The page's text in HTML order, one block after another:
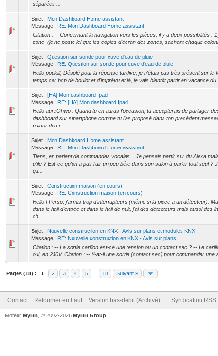
séparées ...
Sujet : Mon Dashboard Home assistant
Message : RE: Mon Dashboard Home assistant
Citation : -- Concernant la navigation vers les pièces, il y a deux possibilités :
zone (je ne poste ici que les copies d'écran des zones, sachant chaque
Sujet : Question sur sonde pour cuve d'eau de pluie
Message : RE: Question sur sonde pour cuve d'eau de pluie
Hello poukill, Désolé pour la réponse tardive, je n'étais pas très présent sur le
temps car bcp de boulot et d'imprévu et là, je vais bientôt partir en vacance du
Sujet : [HA] Mon dashboard Ipad
Message : RE: [HA] Mon dashboard Ipad
Hello aureOhwo ! Quand tu en auras l'occasion, tu accepterais de partager
dashboard sur smartphone comme tu l'as proposé dans ton précédent
puiser des i...
Sujet : Mon Dashboard Home assistant
Message : RE: Mon Dashboard Home assistant
Tiens, en parlant de commandes vocales... Je pensais partir sur du Alexa
utile ? Est-ce qu'on a pas l'air un peu bête dans son salon à parler tout seul ?
qu...
Sujet : Construction maison (en cours)
Message : RE: Construction maison (en cours)
Hello ! Perso, j'ai mis trop d'interrupteurs (même si la pièce a un détecteur).
dans le hall d'entrée et dans le hall de nuit, j'ai des détecteurs mais aussi des
ch...
Sujet : Nouvelle construction en KNX - Avis sur plans et modules KNX
Message : RE: Nouvelle construction en KNX - Avis sur plans ...
Citation : -- La sortie carillon est-ce une tension ou un contact sec ? -- Le
oui, en 230V. Citation : -- Y-at-il une sortie (contact sec) pour commander une
Pages (18) : 1 2 3 4 5 18 Suivant »
Contact Retourner en haut Version bas-débit (Archivé) Syndication RSS
Moteur MyBB , © 2002-2026 MyBB Group